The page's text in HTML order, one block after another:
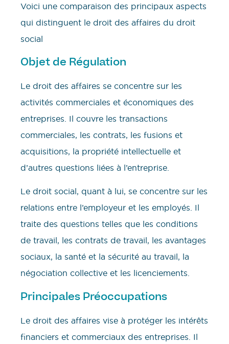
Voici une comparaison des principaux aspects
qui distinguent le droit des affaires du droit
social
Objet de Régulation
Le droit des affaires se concentre sur les
activités commerciales et économiques des
entreprises. Il couvre les transactions
commerciales, les contrats, les fusions et
acquisitions, la propriété intellectuelle et
d’autres questions liées à l’entreprise.
Le droit social, quant à lui, se concentre sur les
relations entre l’employeur et les employés. Il
traite des questions telles que les conditions
de travail, les contrats de travail, les avantages
sociaux, la santé et la sécurité au travail, la
négociation collective et les licenciements.
Principales Préoccupations
Le droit des affaires vise à protéger les intérêts
financiers et commerciaux des entreprises. Il